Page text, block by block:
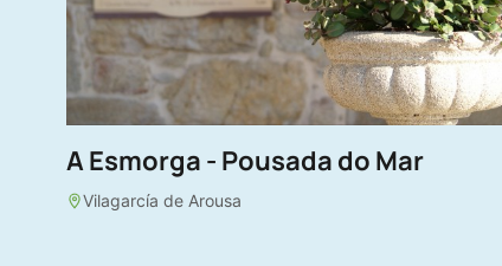
A Esmorga - Pousada do Mar
Vilagarcía de Arousa